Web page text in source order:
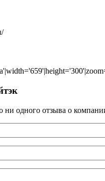
ни одного отзыва о